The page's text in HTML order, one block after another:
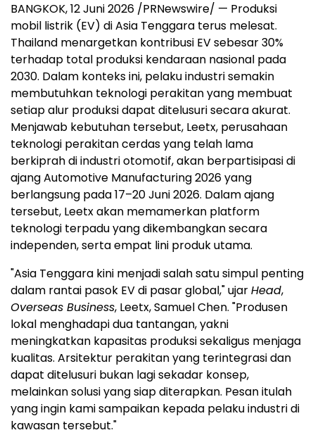
BANGKOK, 12 Juni 2026 /PRNewswire/ — Produksi
mobil listrik (EV) di Asia Tenggara terus melesat.
Thailand menargetkan kontribusi EV sebesar 30%
terhadap total produksi kendaraan nasional pada
2030. Dalam konteks ini, pelaku industri semakin
membutuhkan teknologi perakitan yang membuat
setiap alur produksi dapat ditelusuri secara akurat.
Menjawab kebutuhan tersebut, Leetx, perusahaan
teknologi perakitan cerdas yang telah lama
berkiprah di industri otomotif, akan berpartisipasi di
ajang Automotive Manufacturing 2026 yang
berlangsung pada 17–20 Juni 2026. Dalam ajang
tersebut, Leetx akan memamerkan platform
teknologi terpadu yang dikembangkan secara
independen, serta empat lini produk utama.
"Asia Tenggara kini menjadi salah satu simpul penting
dalam rantai pasok EV di pasar global," ujarHead,
Overseas Business, Leetx, Samuel Chen. "Produsen
lokal menghadapi dua tantangan, yakni
meningkatkan kapasitas produksi sekaligus menjaga
kualitas. Arsitektur perakitan yang terintegrasi dan
dapat ditelusuri bukan lagi sekadar konsep,
melainkan solusi yang siap diterapkan. Pesan itulah
yang ingin kami sampaikan kepada pelaku industri di
kawasan tersebut."